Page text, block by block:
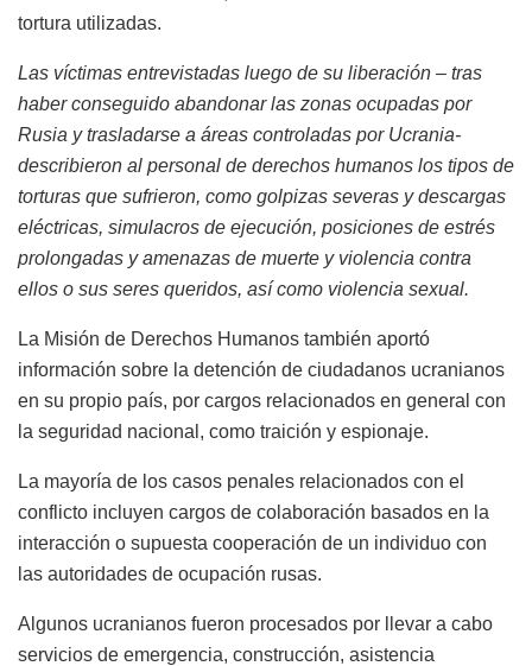
tortura utilizadas.
Las víctimas entrevistadas luego de su liberación – tras
haber conseguido abandonar las zonas ocupadas por
Rusia y trasladarse a áreas controladas por Ucrania-
describieron al personal de derechos humanos los tipos de
torturas que sufrieron, como golpizas severas y descargas
eléctricas, simulacros de ejecución, posiciones de estrés
prolongadas y amenazas de muerte y violencia contra
ellos o sus seres queridos, así como violencia sexual.
La Misión de Derechos Humanos también aportó
información sobre la detención de ciudadanos ucranianos
en su propio país, por cargos relacionados en general con
la seguridad nacional, como traición y espionaje.
La mayoría de los casos penales relacionados con el
conflicto incluyen cargos de colaboración basados en la
interacción o supuesta cooperación de un individuo con
las autoridades de ocupación rusas.
Algunos ucranianos fueron procesados por llevar a cabo
servicios de emergencia, construcción, asistencia